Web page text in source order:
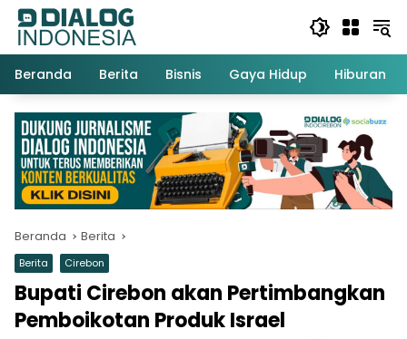
Langsung
konten
Beranda
Berita Bisnis Gaya Hidup Hiburan
Beranda Berita
Berita Cirebon
Bupati Cirebon akan Pertimbangkan
Pemboikotan Produk Israel